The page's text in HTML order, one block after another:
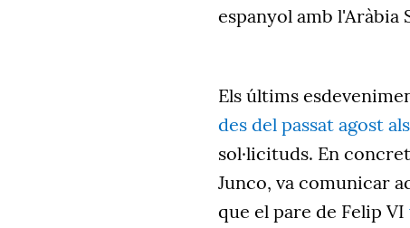
espanyol amb l'Aràbia
Els últims
des del passat agost
sol·licituds. En
Junco, va comunicar
que el pare de Felip VI